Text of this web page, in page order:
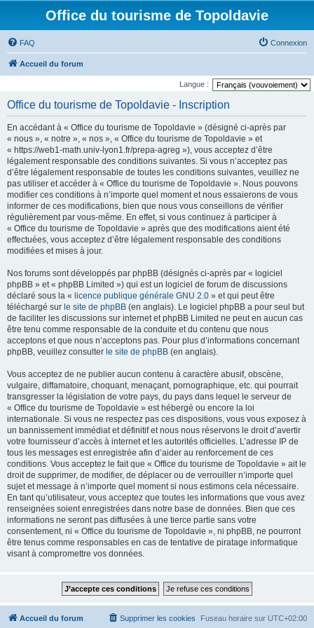
Office du tourisme de Topoldavie
FAQ Connexion
Accueil du forum
Langue :
Office du tourisme de Topoldavie - Inscription
En accédant à « Office du tourisme de Topoldavie » (désigné ci-après par
« nous », « notre », « nos », « Office du tourisme de Topoldavie » et
« https://web1-math.univ-lyon1.fr/prepa-agreg »), vous acceptez d’être
légalement responsable des conditions suivantes. Si vous n’acceptez pas
d’être légalement responsable de toutes les conditions suivantes, veuillez ne
pas utiliser et accéder à « Office du tourisme de Topoldavie ». Nous pouvons
modifier ces conditions à n’importe quel moment et nous essaierons de vous
informer de ces modifications, bien que nous vous conseillons de vérifier
régulièrement par vous-même. En effet, si vous continuez à participer à
« Office du tourisme de Topoldavie » après que des modifications aient été
effectuées, vous acceptez d’être légalement responsable des conditions
modifiées et mises à jour.
Nos forums sont développés par phpBB (désignés ci-après par « logiciel
phpBB » et « phpBB Limited ») qui est un logiciel de forum de discussions
déclaré sous la « licence publique générale GNU 2.0 » et qui peut être
téléchargé sur le site de phpBB (en anglais). Le logiciel phpBB a pour seul but
de faciliter les discussions sur internet et phpBB Limited ne peut en aucun cas
être tenu comme responsable de la conduite et du contenu que nous
acceptons et que nous n’acceptons pas. Pour plus d’informations concernant
phpBB, veuillez consulter le site de phpBB (en anglais).
Vous acceptez de ne publier aucun contenu à caractère abusif, obscène,
vulgaire, diffamatoire, choquant, menaçant, pornographique, etc. qui pourrait
transgresser la législation de votre pays, du pays dans lequel le serveur de
« Office du tourisme de Topoldavie » est hébergé ou encore la loi
internationale. Si vous ne respectez pas ces dispositions, vous vous exposez à
un bannissement immédiat et définitif et nous nous réservons le droit d’avertir
votre fournisseur d’accès à internet et les autorités officielles. L’adresse IP de
tous les messages est enregistrée afin d’aider au renforcement de ces
conditions. Vous acceptez le fait que « Office du tourisme de Topoldavie » ait le
droit de supprimer, de modifier, de déplacer ou de verrouiller n’importe quel
sujet et message à n’importe quel moment si nous estimons cela nécessaire.
En tant qu’utilisateur, vous acceptez que toutes les informations que vous avez
renseignées soient enregistrées dans notre base de données. Bien que ces
informations ne seront pas diffusées à une tierce partie sans votre
consentement, ni « Office du tourisme de Topoldavie », ni phpBB, ne pourront
être tenus comme responsables en cas de tentative de piratage informatique
visant à compromettre vos données.
Accueil du forum Fuseau horaire sur UTC+02:00
Supprimer les cookies